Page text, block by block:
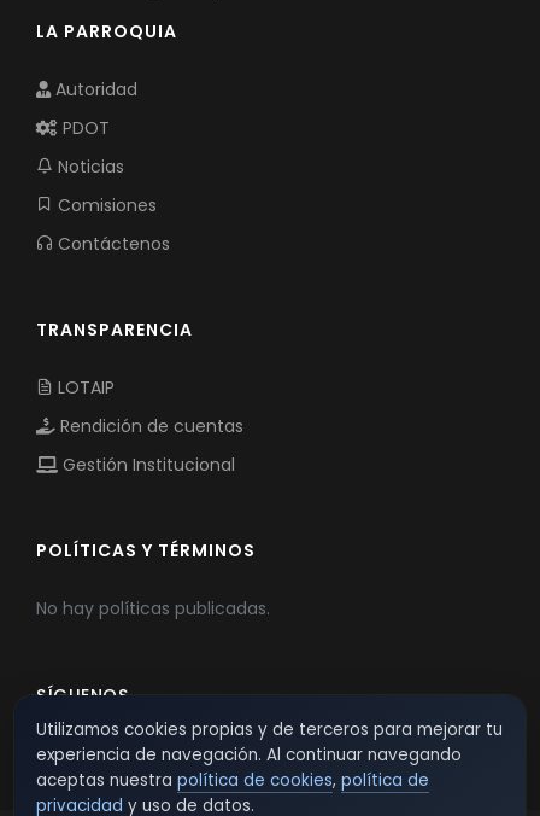
LA PARROQUIA
Autoridad
PDOT
Noticias
Comisiones
Contáctenos
TRANSPARENCIA
LOTAIP
Rendición de cuentas
Gestión Institucional
POLÍTICAS Y TÉRMINOS
No hay políticas publicadas.
SÍGUENOS
Utilizamos cookies propias y de terceros para mejorar tu
experiencia de navegación. Al continuar navegando
aceptas nuestra política de cookies, política de
privacidad y uso de datos.